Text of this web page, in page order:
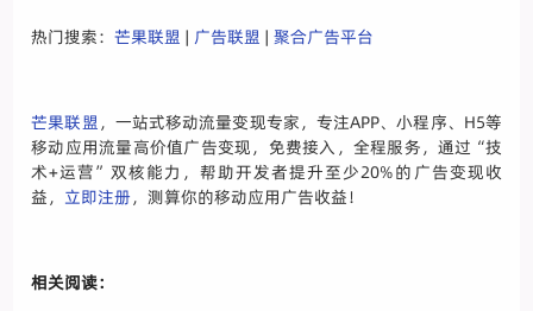
热门搜索：芒果联盟 | 广告联盟 |聚合广告平台
芒果联盟 ，一站式移动流量变现专家，专注APP、小程序、H5等
移动应用流量高价值广告变现，免费接入，全程服务，通过“技
术+运营”双核能力，帮助开发者提升至少20%的广告变现收
益， 立即注册，测算你的移动应用广告收益！
相关阅读：